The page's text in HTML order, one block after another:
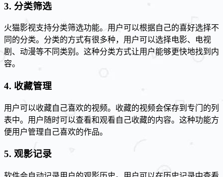
3. 分类筛选
火猫影视支持分类筛选功能。用户可以根据自己的喜好选择不
同的分类。分类的方式有很多种，用户可以选择电影、电视
剧、动漫等不同类别。这种分类方式让用户能够更快地找到内
容。
4. 收藏管理
用户可以收藏自己喜欢的视频。收藏的视频会保存到专门的列
表中。用户随时可以查看和观看自己收藏的内容。这种功能方
便用户管理自己喜欢的作品。
5. 观影记录